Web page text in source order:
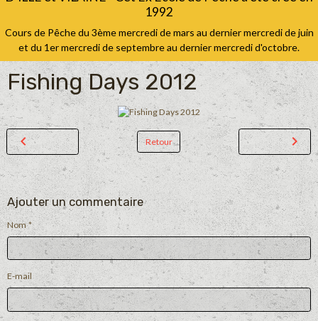
1992
Cours de Pêche du 3ème mercredi de mars au dernier mercredi de juin
et du 1er mercredi de septembre au dernier mercredi d'octobre.
Fishing Days 2012
Retour
Ajouter un commentaire
Nom
E-mail